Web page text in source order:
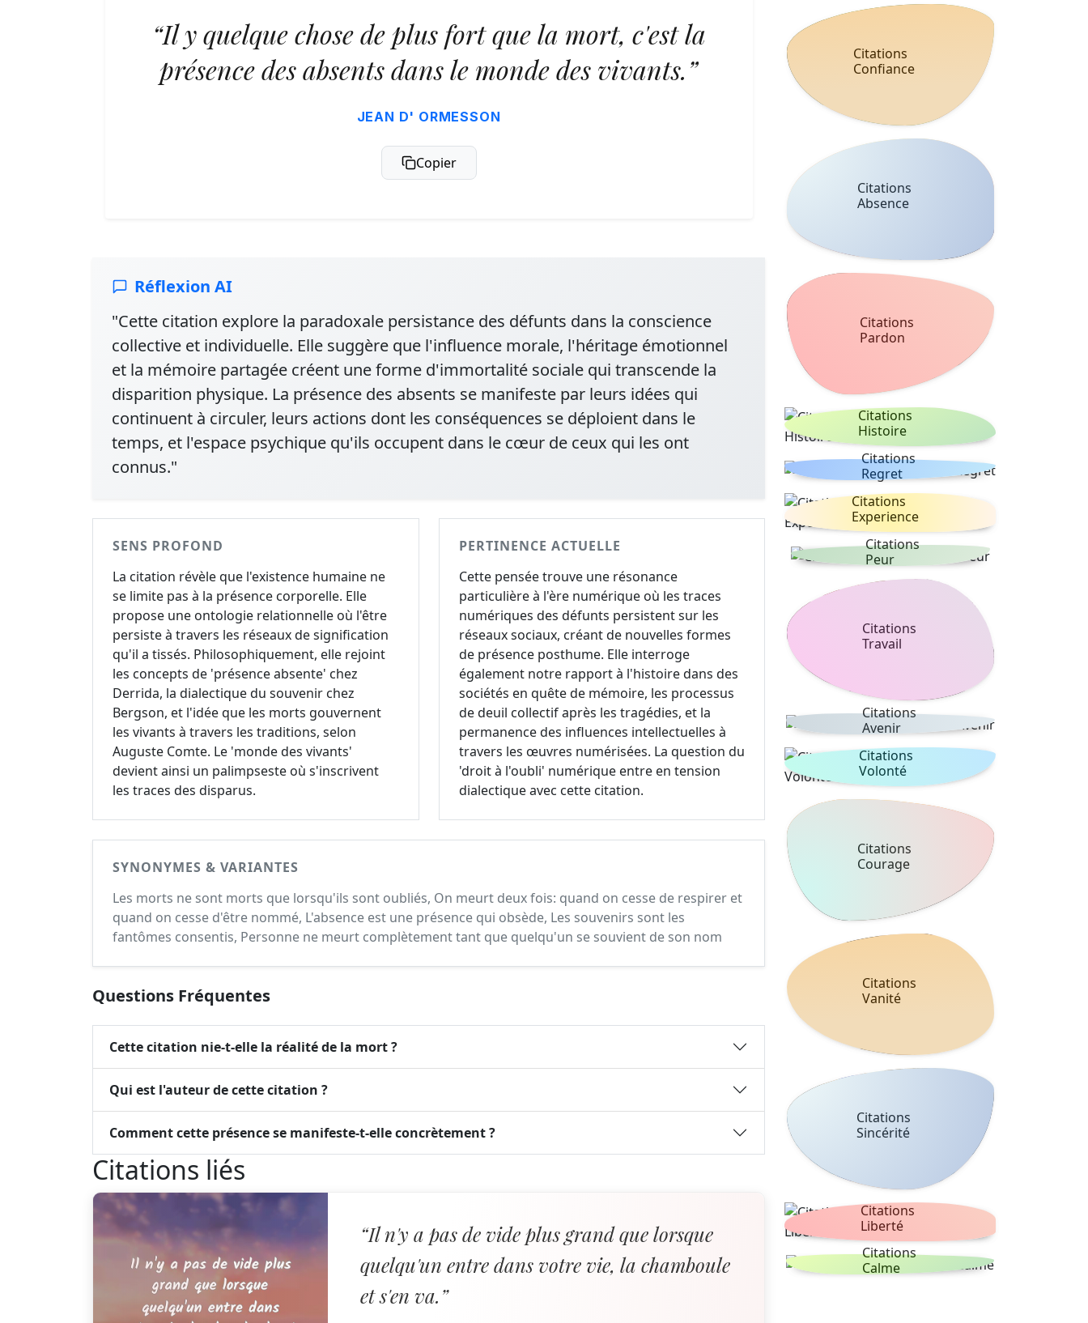
“Il y quelque chose de plus fort que la mort, c'est la
présence des absents dans le monde des vivants.”
JEAN D' ORMESSON
Copier
Réflexion AI
"Cette citation explore la paradoxale persistance des défunts dans la conscience
collective et individuelle. Elle suggère que l'influence morale, l'héritage émotionnel
et la mémoire partagée créent une forme d'immortalité sociale qui transcende la
disparition physique. La présence des absents se manifeste par leurs idées qui
continuent à circuler, leurs actions dont les conséquences se déploient dans le
temps, et l'espace psychique qu'ils occupent dans le cœur de ceux qui les ont
connus."
SENS PROFOND
La citation révèle que l'existence humaine ne
se limite pas à la présence corporelle. Elle
propose une ontologie relationnelle où l'être
persiste à travers les réseaux de signification
qu'il a tissés. Philosophiquement, elle rejoint
les concepts de 'présence absente' chez
Derrida, la dialectique du souvenir chez
Bergson, et l'idée que les morts gouvernent
les vivants à travers les traditions, selon
Auguste Comte. Le 'monde des vivants'
devient ainsi un palimpseste où s'inscrivent
les traces des disparus.
PERTINENCE ACTUELLE
Cette pensée trouve une résonance
particulière à l'ère numérique où les traces
numériques des défunts persistent sur les
réseaux sociaux, créant de nouvelles formes
de présence posthume. Elle interroge
également notre rapport à l'histoire dans des
sociétés en quête de mémoire, les processus
de deuil collectif après les tragédies, et la
permanence des influences intellectuelles à
travers les œuvres numérisées. La question du
'droit à l'oubli' numérique entre en tension
dialectique avec cette citation.
SYNONYMES & VARIANTES
Les morts ne sont morts que lorsqu'ils sont oubliés, On meurt deux fois: quand on cesse de respirer et
quand on cesse d'être nommé, L'absence est une présence qui obsède, Les souvenirs sont les
fantômes consentis, Personne ne meurt complètement tant que quelqu'un se souvient de son nom
Questions Fréquentes
Cette citation nie-t-elle la réalité de la mort ?
Qui est l'auteur de cette citation ?
Comment cette présence se manifeste-t-elle concrètement ?
Citations liés
“Il n'y a pas de vide plus grand que lorsque
quelqu'un entre dans votre vie, la chamboule
et s'en va.”
Citations
Confiance
Citations
Absence
Citations
Pardon
Citations
Histoire
Citations
Regret
Citations
Experience
Citations
Peur
Citations
Travail
Citations
Avenir
Citations
Volonté
Citations
Courage
Citations
Vanité
Citations
Sincérité
Citations
Liberté
Citations
Calme